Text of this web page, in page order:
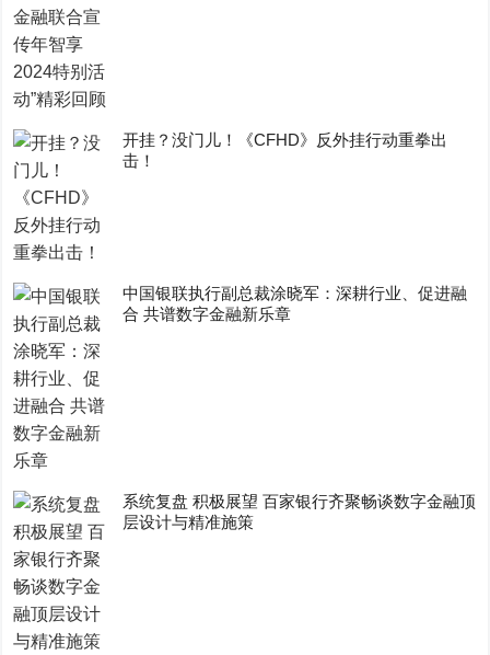
开挂？没门儿！《CFHD》反外挂行动重拳出
击！
中国银联执行副总裁涂晓军：深耕行业、促进融
合 共谱数字金融新乐章
系统复盘 积极展望 百家银行齐聚畅谈数字金融顶
层设计与精准施策